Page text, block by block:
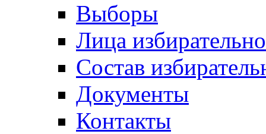
Выборы
Лица
Состав
Документы
Контакты